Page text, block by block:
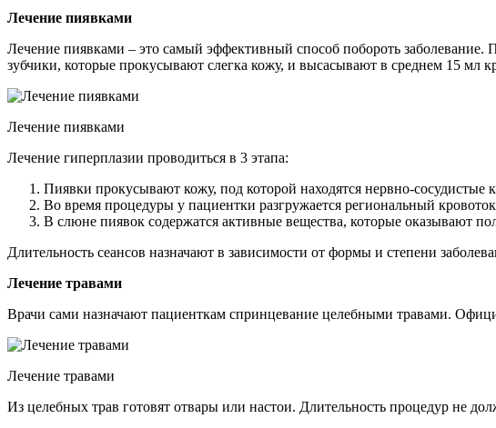
Лечение пиявками
Лечение пиявками – это самый эффективный способ побороть заболевание.
зубчики, которые прокусывают слегка кожу, и высасывают в среднем 15 мл
Лечение пиявками
Лечение гиперплазии проводиться в 3 этапа:
Пиявки прокусывают кожу, под которой находятся нервно-
Во время процедуры у пациентки разгружается региональный
В слюне пиявок содержатся активные вещества, которые оказывают
Длительность сеансов назначают в зависимости от формы и степени
Лечение травами
Врачи сами назначают пациенткам спринцевание целебными травами.
Лечение травами
Из целебных трав готовят отвары или настои. Длительность процедур не